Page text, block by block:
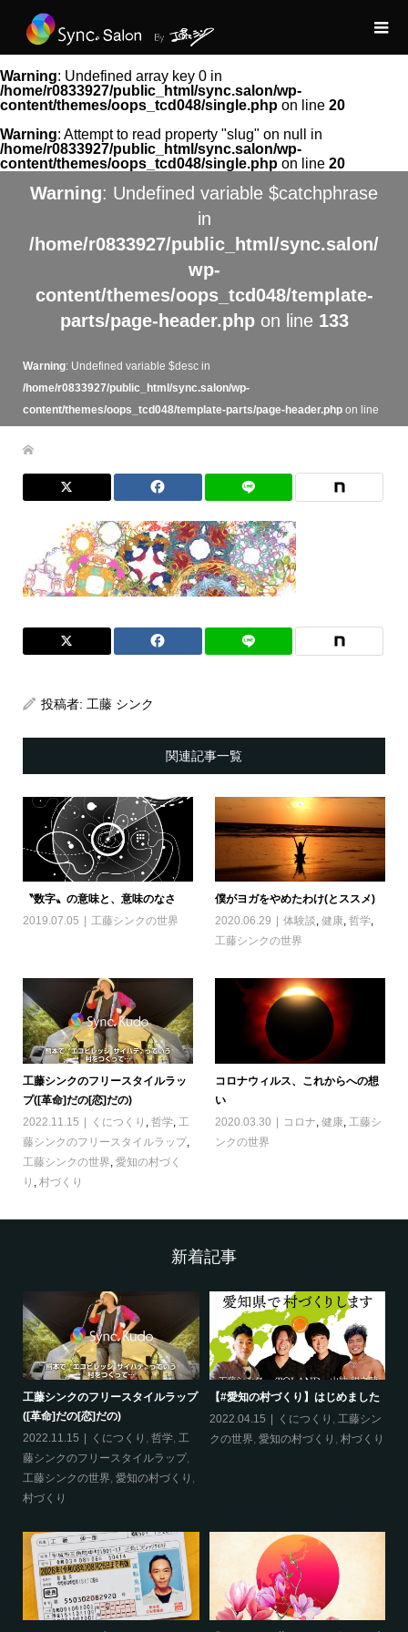
Warning: Undefined array key 0 in
/home/r0833927/public_html/sync.salon/wp-
content/themes/oops_tcd048/single.php on line 20
Warning: Attempt to read property "slug" on null in
/home/r0833927/public_html/sync.salon/wp-
content/themes/oops_tcd048/single.php on line 20
Warning: Undefined variable $catchphrase
in
/home/r0833927/public_html/sync.salon/
wp-
content/themes/oops_tcd048/template-
parts/page-header.phpon line 133
Warning: Undefined variable $desc in
/home/r0833927/public_html/sync.salon/wp-
content/themes/oops_tcd048/template-parts/page-header.phpon line
投稿者: 工藤 シンク
関連記事一覧
〝数字〟の意味と、意味のなさ
2019.07.05
工藤シンクの世界
僕がヨガをやめたわけ(とススメ)
2020.06.29
体験談,健康,哲学,
工藤シンクの世界
工藤シンクのフリースタイルラッ
プ([革命]だの[恋]だの)
2022.11.15
くにつくり 哲学, 工
藤シンクのフリースタイルラップ,
工藤シンクの世界 愛知の村づく
り
村づくり
コロナウィルス、これからへの想
い
2020.03.30
コロナ ,健康 工藤シ
ンクの世界
新着記事
工藤シンクのフリースタイルラップ
([革命]だの[恋]だの)
2022.11.15
くにつくり , 哲学, 工
藤シンクのフリースタイルラップ,
工藤シンクの世界, 愛知の村づくり ,
村づくり
【#愛知の村づくり】はじめました
2022.04.15
くにつくり , 工藤シン
クの世界, 愛知の村づくり , 村づくり